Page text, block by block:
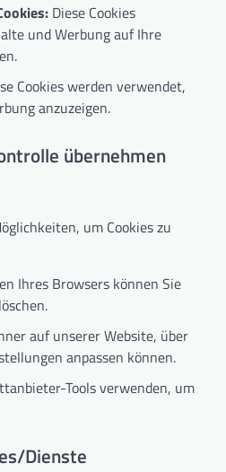
Diese Cookies
und Werbung auf Ihre
Cookies werden verwendet,
anzuzeigen.
übernehmen
um Cookies zu
Ihres Browsers können Sie
auf unserer Website, über
anpassen können.
Tools verwenden, um
Dienste